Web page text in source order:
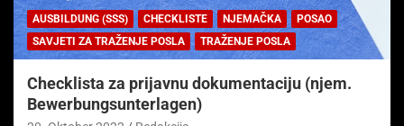
AUSBILDUNG (SSS) CHECKLISTE NJEMAČKA
POSAO
SAVJETI ZA TRAŽENJE POSLA
TRAŽENJE POSLA
Checklista za prijavnu dokumentaciju (njem.
Bewerbungsunterlagen)